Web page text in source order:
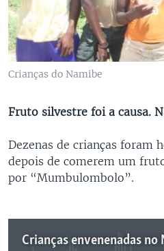
Crianças do Namibe
Fruto silvestre foi a causa.
Dezenas de crianças foram
depois de comerem um
por “Mumbulombolo”.
Crianças envenenadas no